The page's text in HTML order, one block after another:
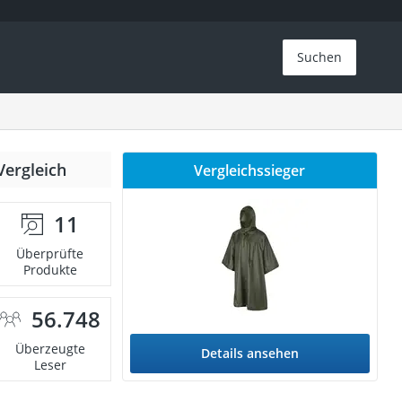
Suchen
11
Überprüfte
Produkte
56.748
Überzeugte
Leser
Vergleichssieger
Details ansehen